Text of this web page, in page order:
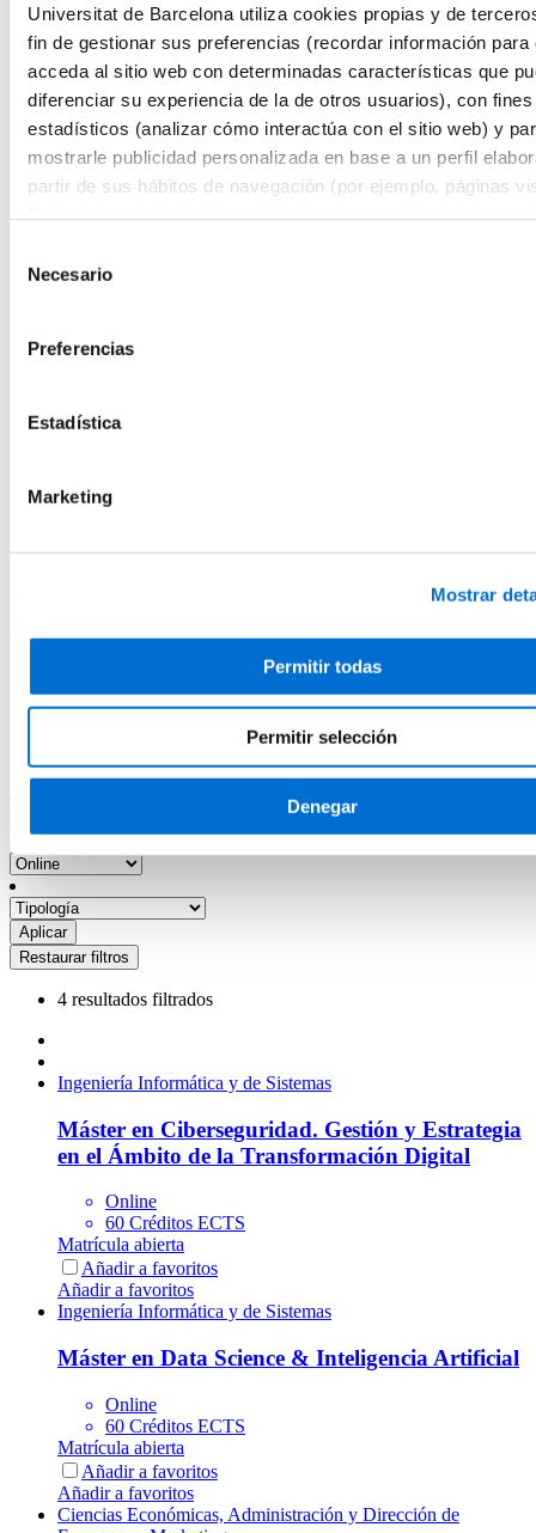
Universitat de Barcelona utiliza cookies propias y de
fin de gestionar sus preferencias (recordar información para
acceda al sitio web con determinadas características que
diferenciar su experiencia de la de otros usuarios), con fines
estadísticos (analizar cómo interactúa con el sitio web) y
mostrarle publicidad personalizada en base a un perfil
partir de sus hábitos de navegación (por ejemplo, páginas
Necesario
Preferencias
Estadística
Marketing
Mostrar
Permitir todas
Permitir selección
Denegar
Educación y Cultura
Actividad Física y Ciencias del Deporte
Microcredenciales
Cómo matricularse
Estudiar y vivir en Barcelona
Preguntas frecuentes
¿Por qué IL3-UB?
Qué opinan nuestros alumnos
Metodología IL3-UB
¿Qué es Talent HUB?
Empresas colaboradoras
Servicios del IL3-UB
Inicio
Programas online en Ingeniería de la Telecomunicación
Programas online en Ingeniería de la
Telecomunicación
Descubre nuestra formación Online en Ingeniería de la
Telecomunicación. La mejor forma de dar un paso adelante en tu
Filtros
4 resultados filtrados
Ingeniería Informática y de Sistemas
Máster en Ciberseguridad. Gestión y Estrategia
en el Ámbito de la Transformación Digital
Online
60 Créditos ECTS
Matrícula abierta
Añadir a favoritos
Añadir a favoritos
Ingeniería Informática y de Sistemas
Máster en Data Science & Inteligencia Artificial
Online
60 Créditos ECTS
Matrícula abierta
Añadir a favoritos
Añadir a favoritos
Ciencias Económicas, Administración y Dirección de